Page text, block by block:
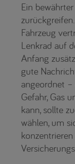
Ein
Fahrzeug
Lenkrad auf
Anfang
gute
angeordnet
Gefahr, Gas
kann, sollte
wählen, um